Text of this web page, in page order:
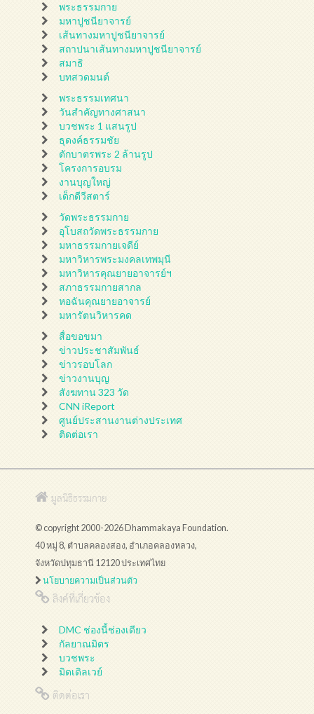
พระธรรมกาย
มหาปูชนียาจารย์
เส้นทางมหาปูชนียาจารย์
สถาปนาเส้นทางมหาปูชนียาจารย์
สมาธิ
บทสวดมนต์
พระธรรมเทศนา
วันสำคัญทางศาสนา
บวชพระ 1 แสนรูป
ธุดงค์ธรรมชัย
ตักบาตรพระ 2 ล้านรูป
โครงการอบรม
งานบุญใหญ่
เด็กดีวีสตาร์
วัดพระธรรมกาย
อุโบสถวัดพระธรรมกาย
มหาธรรมกายเจดีย์
มหาวิหารพระมงคลเทพมุนี
มหาวิหารคุณยายอาจารย์ฯ
สภาธรรมกายสากล
หอฉันคุณยายอาจารย์
มหารัตนวิหารคด
สื่อขอขมา
ข่าวประชาสัมพันธ์
ข่าวรอบโลก
ข่าวงานบุญ
สังฆทาน 323 วัด
CNN iReport
ศูนย์ประสานงานต่างประเทศ
ติดต่อเรา
มูลนิธิธรรมกาย
© copyright 2000-2026 Dhammakaya Foundation.
40 หมู่ 8, ตำบลคลองสอง, อำเภอคลองหลวง,
จังหวัดปทุมธานี 12120 ประเทศไทย
นโยบายความเป็นส่วนตัว
ลิงค์ที่เกี่ยวข้อง
DMC ช่องนี้ช่องเดียว
กัลยาณมิตร
บวชพระ
มิดเดิลเวย์
ติดต่อเรา